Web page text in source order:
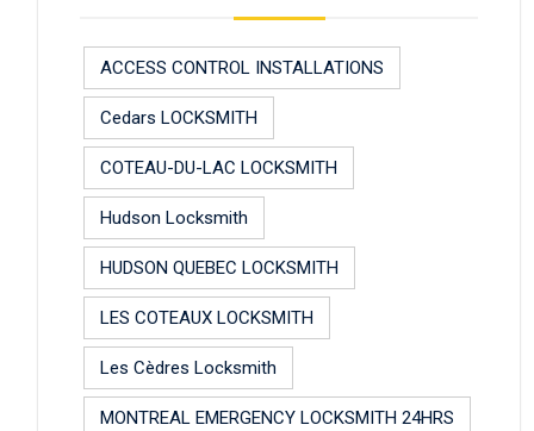
ACCESS CONTROL INSTALLATIONS
Cedars LOCKSMITH
COTEAU-DU-LAC LOCKSMITH
Hudson Locksmith
HUDSON QUEBEC LOCKSMITH
LES COTEAUX LOCKSMITH
Les Cèdres Locksmith
MONTREAL EMERGENCY LOCKSMITH 24HRS